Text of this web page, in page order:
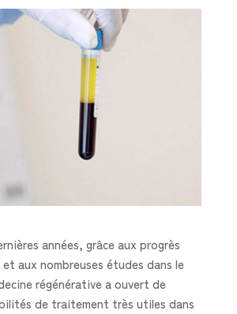
années, grâce aux progrès
aux nombreuses études dans le
régénérative a ouvert de
de traitement très utiles dans